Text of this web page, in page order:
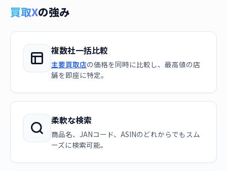
買取Xの強み
複数社一括比較
主要買取店の価格を同時に比較し、最高値の店
舗を即座に特定。
柔軟な検索
商品名、JANコード、ASINのどれからでもスム
ーズに検索可能。